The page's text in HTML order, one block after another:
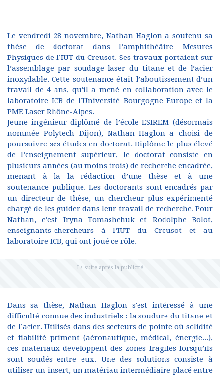
Le vendredi 28 novembre, Nathan Haglon a soutenu sa
thèse de doctorat dans l’amphithéâtre Mesures
Physiques de l’IUT du Creusot. Ses travaux portaient sur
l’assemblage par soudage laser du titane et de l’acier
inoxydable. Cette soutenance était l’aboutissement d’un
travail de 4 ans, qu’il a mené en collaboration avec le
laboratoire ICB de l’Université Bourgogne Europe et la
PME Laser Rhône-Alpes.
Jeune ingénieur diplômé de l’école ESIREM (désormais
nommée Polytech Dijon), Nathan Haglon a choisi de
poursuivre ses études en doctorat. Diplôme le plus élevé
de l’enseignement supérieur, le doctorat consiste en
plusieurs années (au moins trois) de recherche encadrée,
menant à la la rédaction d’une thèse et à une
soutenance publique. Les doctorants sont encadrés par
un directeur de thèse, un chercheur plus expérimenté
chargé de les guider dans leur travail de recherche. Pour
Nathan, c’est Iryna Tomashchuk et Rodolphe Bolot,
enseignants-chercheurs à l’IUT du Creusot et au
laboratoire ICB, qui ont joué ce rôle.
Dans sa thèse, Nathan Haglon s'est intéressé à une
difficulté connue des industriels : la soudure du titane et
de l’acier. Utilisés dans des secteurs de pointe où solidité
et fiabilité priment (aéronautique, médical, énergie...),
ces matériaux développent des zones fragiles lorsqu’ils
sont soudés entre eux. Une des solutions consiste à
utiliser un insert, un matériau intermédiaire placé entre